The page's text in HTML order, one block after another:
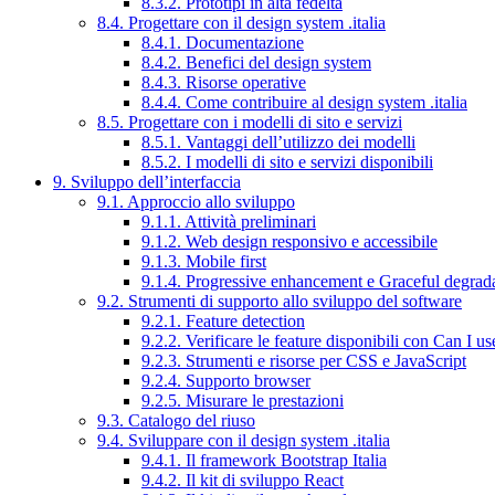
8.4. Progettare con il design system .italia
8.4.1. Documentazione
8.4.2. Benefici del design system
8.4.3. Risorse operative
8.4.4. Come contribuire al design system .italia
8.5. Progettare con i modelli di sito e servizi
8.5.1. Vantaggi dell’utilizzo dei modelli
8.5.2. I modelli di sito e servizi disponibili
9. Sviluppo dell’interfaccia
9.1. Approccio allo sviluppo
9.1.1. Attività preliminari
9.1.2. Web design responsivo e accessibile
9.1.3. Mobile first
9.1.4. Progressive enhancement e Graceful
9.2. Strumenti di supporto allo sviluppo del software
9.2.1. Feature detection
9.2.2. Verificare le feature disponibili con Can I
9.2.3. Strumenti e risorse per CSS e JavaScript
9.2.4. Supporto browser
9.2.5. Misurare le prestazioni
9.3. Catalogo del riuso
9.4. Sviluppare con il design system .italia
9.4.1. Il framework Bootstrap Italia
9.4.2. Il kit di sviluppo React